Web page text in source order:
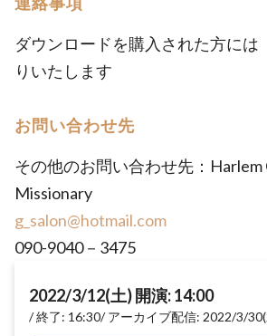
ダウンロードを購入された方に
りいたします
お問い合わせ先
その他のお問い合わせ先：Harlem
Missionary
g_salon@hotmail.com
090-9040－3475
2022/3/12(土) 開演: 14:00
終了: 16:30 アーカイブ配信: 2022/3/